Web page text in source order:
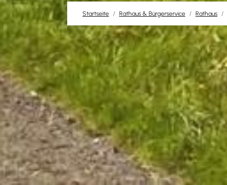
Startseite Rathaus & Bürgerservice Rathaus